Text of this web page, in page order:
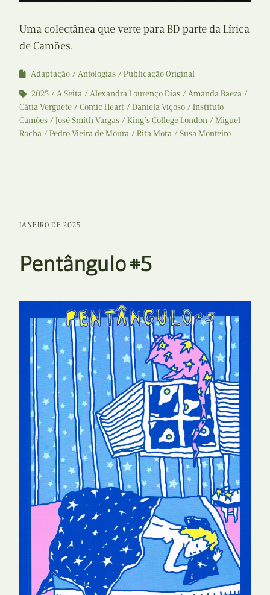
Uma colectânea que verte para BD parte da Lírica
de Camões.
Adaptação Antologias
Publicação Original
2025
A Seita Alexandra Lourenço Dias
Amanda Baeza
Cátia Verguete
Comic Heart Daniela Viçoso
Instituto
Camões
José Smith Vargas King´s College London
Miguel
Rocha
Pedro Vieira de Moura Rita Mota Susa Monteiro
JANEIRO DE 2025
Pentângulo #5